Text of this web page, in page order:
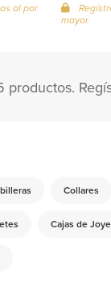
al por
mayor
Collares
Cajas de